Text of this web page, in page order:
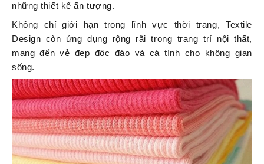
những thiết kế ấn tượng.
Không chỉ giới hạn trong lĩnh vực thời trang, Textile
Design còn ứng dụng rộng rãi trong trang trí nội thất,
mang đến vẻ đẹp độc đáo và cá tính cho không gian
sống.